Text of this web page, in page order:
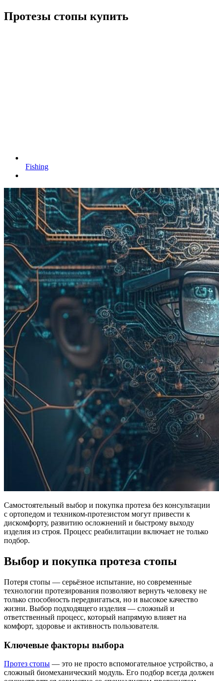
Протезы стопы купить
Fishing
Самостоятельный выбор и покупка протеза без консультации
с ортопедом и техником-протезистом могут привести к
дискомфорту, развитию осложнений и быстрому выходу
изделия из строя. Процесс реабилитации включает не только
подбор.
Выбор и покупка протеза стопы
Потеря стопы — серьёзное испытание, но современные
технологии протезирования позволяют вернуть человеку не
только способность передвигаться, но и высокое качество
жизни. Выбор подходящего изделия — сложный и
ответственный процесс, который напрямую влияет на
комфорт, здоровье и активность пользователя.
Ключевые факторы выбора
Протез стопы — это не просто вспомогательное устройство, а
сложный биомеханический модуль. Его подбор всегда должен